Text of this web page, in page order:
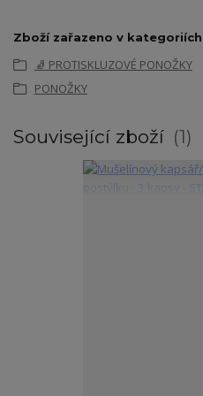
Zboží zařazeno v kategoriích
🧦 PROTISKLUZOVÉ PONOŽKY
PONOŽKY
Související zboží 1